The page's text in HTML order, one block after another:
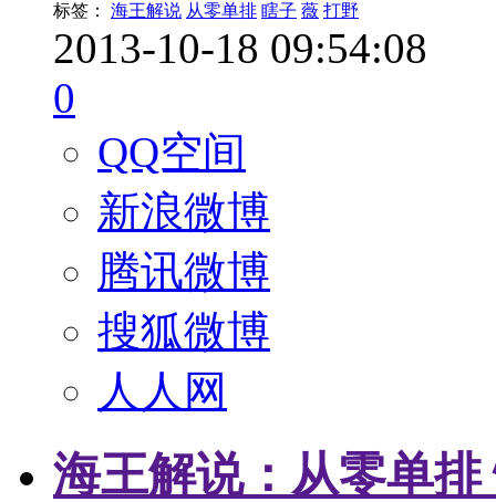
标签： 海王解说 从零单排 瞎子 薇 打野
2013-10-18 09:54:08
0
QQ空间
新浪微博
腾讯微博
搜狐微博
人人网
海王解说：从零单